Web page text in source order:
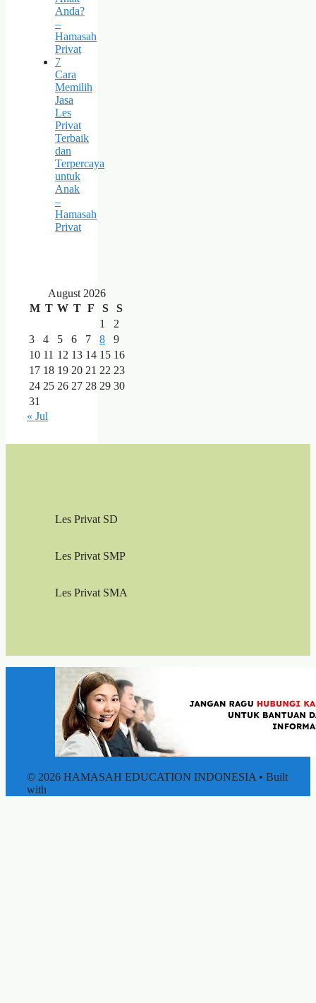
Anda?
–
Hamasah
Privat
7
Cara
Memilih
Jasa
Les
Privat
Terbaik
dan
Terpercaya
untuk
Anak
–
Hamasah
Privat
August 2026
M T W T F S
S
1
2
3
4 5 6 7 8
9
10 11 12 13 14 15 16
17 18 19 20 21 22 23
24 25 26 27 28 29 30
31
« Jul
Les Privat SD
Les Privat SMP
Les Privat SMA
© 2026 HAMASAH EDUCATION INDONESIA• Built
with